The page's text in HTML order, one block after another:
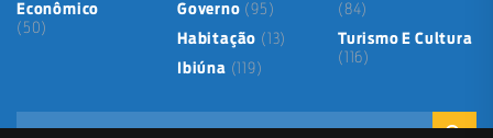
Econômico
(50)
Governo (95)
Habitação (13)
Ibiúna (119)
(84)
Turismo E Cultura
(116)